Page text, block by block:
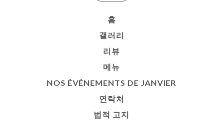
홈
갤러리
리뷰
메뉴
NOS ÉVÉNEMENTS DE JANVIER
연락처
법적 고지